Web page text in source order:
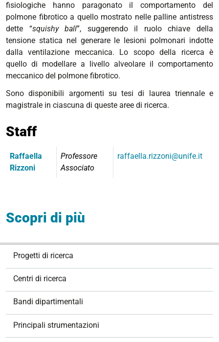
fisiologiche hanno paragonato il comportamento del
polmone fibrotico a quello mostrato nelle palline antistress
dette “squishy ball”, suggerendo il ruolo chiave della
tensione statica nel generare le lesioni polmonari indotte
dalla ventilazione meccanica. Lo scopo della ricerca è
quello di modellare a livello alveolare il comportamento
meccanico del polmone fibrotico.
Sono disponibili argomenti su tesi di laurea triennale e
magistrale in ciascuna di queste aree di ricerca.
Staff
Raffaella
Rizzoni
Professore
Associato
raffaella.rizzoni@unife.it
Scopri di più
Progetti di ricerca
Centri di ricerca
Bandi dipartimentali
Principali strumentazioni